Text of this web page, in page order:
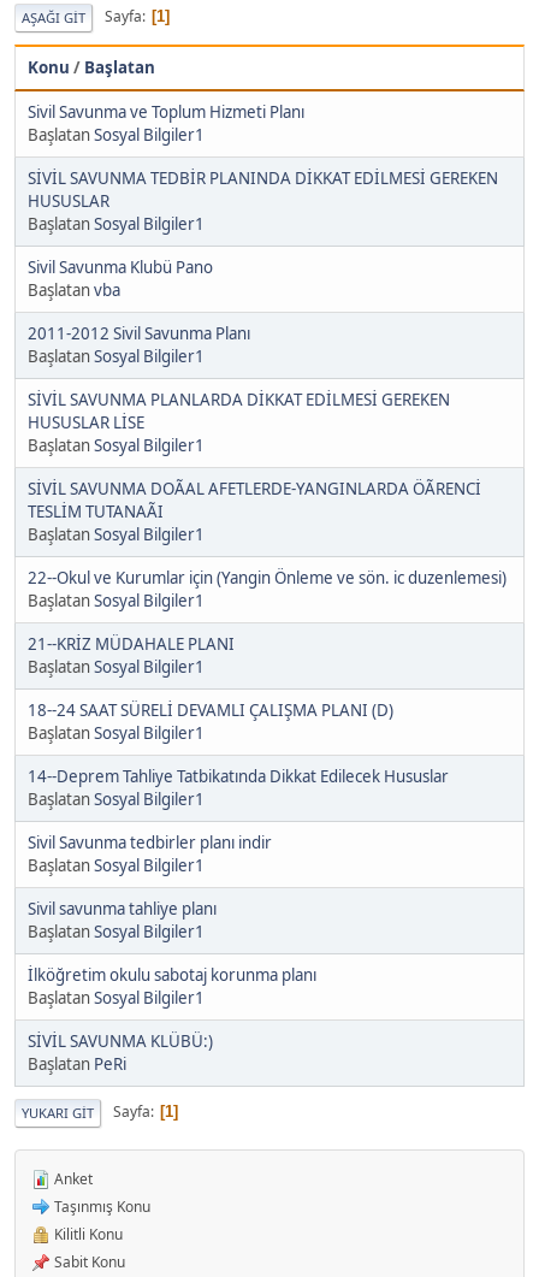
AŞAĞI GIT Sayfa 1
Konu / Başlatan
Sivil Savunma ve Toplum Hizmeti Planı
BaşlatanSosyal Bilgiler1
SİVİL SAVUNMA TEDBİR PLANINDA DİKKAT EDİLMESİ GEREKEN
HUSUSLAR
BaşlatanSosyal Bilgiler1
Sivil Savunma Klubü Pano
Başlatanvba
2011-2012 Sivil Savunma Planı
BaşlatanSosyal Bilgiler1
SİVİL SAVUNMA PLANLARDA DİKKAT EDİLMESİ GEREKEN
HUSUSLAR LİSE
BaşlatanSosyal Bilgiler1
SİVİL SAVUNMA DOÃAL AFETLERDE-YANGINLARDA ÖÃRENCİ
TESLİM TUTANAÃI
BaşlatanSosyal Bilgiler1
22--Okul ve Kurumlar için (Yangin Önleme ve sön. ic duzenlemesi)
BaşlatanSosyal Bilgiler1
21--KRİZ MÜDAHALE PLANI
BaşlatanSosyal Bilgiler1
18--24 SAAT SÜRELİ DEVAMLI ÇALIŞMA PLANI (D)
BaşlatanSosyal Bilgiler1
14--Deprem Tahliye Tatbikatında Dikkat Edilecek Hususlar
BaşlatanSosyal Bilgiler1
Sivil Savunma tedbirler planı indir
BaşlatanSosyal Bilgiler1
Sivil savunma tahliye planı
BaşlatanSosyal Bilgiler1
İlköğretim okulu sabotaj korunma planı
BaşlatanSosyal Bilgiler1
SİVİL SAVUNMA KLÜBÜ:)
Başlatan PeRi
YUKARI GIT Sayfa 1
Anket
Taşınmış Konu
Kilitli Konu
Sabit Konu